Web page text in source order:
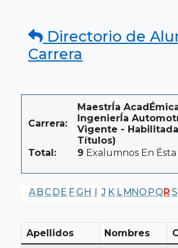
Directorio de
Carrera
Carrera:
MaestrÍa
IngenierÍa
Vigente - Habilitada
Títulos)
Total:
9 Exalumnos En Ésta
A BC DE F G H I J K LMNO PQR S
Apellidos Nombres